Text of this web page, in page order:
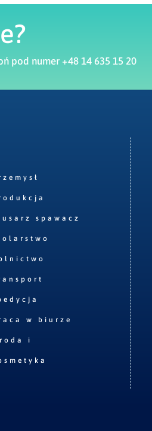
pod numer +48 14 635 15 20
spawacz
w biurze
i